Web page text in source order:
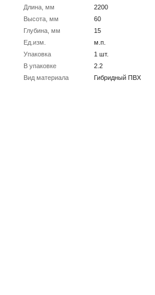
Длина, мм
2200
Высота, мм
60
Глубина, мм
15
Ед.изм.
м.п.
Упаковка
1 шт.
В упаковке
2.2
Вид материала
Гибридный ПВХ